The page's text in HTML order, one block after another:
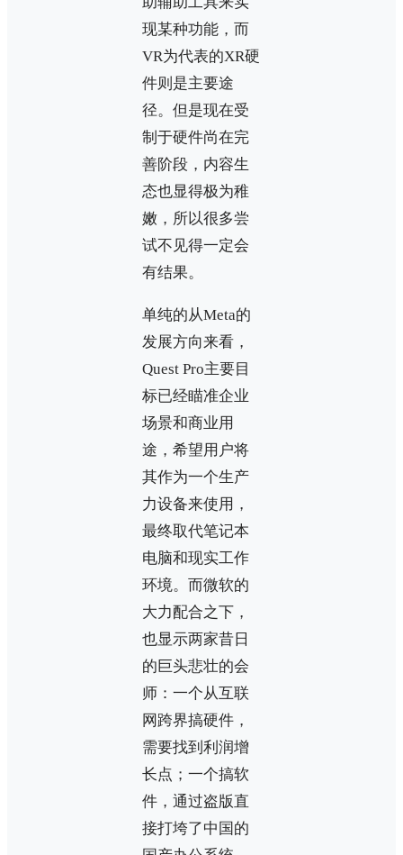
现某种功能，而
VR为代表的XR硬
件则是主要途
径。但是现在受
制于硬件尚在完
善阶段，内容生
态也显得极为稚
嫩，所以很多尝
试不见得一定会
有结果。
单纯的从Meta的
发展方向来看，
Quest Pro主要目
标已经瞄准企业
场景和商业用
途，希望用户将
其作为一个生产
力设备来使用，
最终取代笔记本
电脑和现实工作
环境。而微软的
大力配合之下，
也显示两家昔日
的巨头悲壮的会
师：一个从互联
网跨界搞硬件，
需要找到利润增
长点；一个搞软
件，通过盗版直
接打垮了中国的